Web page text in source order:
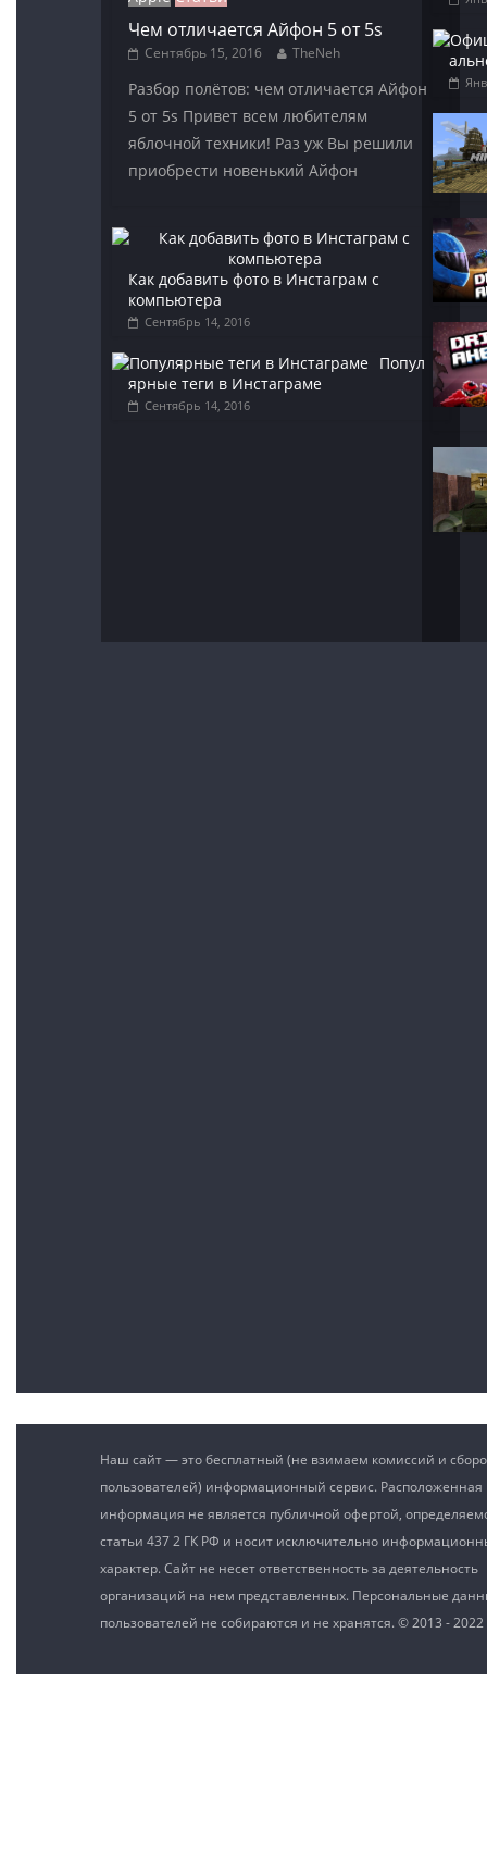
Чем отличается Айфон 5 от 5s
Сентябрь 15, 2016 TheNeh
Разбор полётов: чем отличается Айфон
5 от 5s Привет всем любителям
яблочной техники! Раз уж Вы решили
приобрести новенький Айфон
Как добавить фото в Инстаграм с
компьютера
Сентябрь 14, 2016
Попул
ярные теги в Инстаграме
Сентябрь 14, 2016
Наш сайт — это бесплатный (не взимаем комиссий и
пользователей) информационный сервис.
информация не является публичной офертой,
статьи 437 2 ГК РФ и носит исключительно
характер. Сайт не несет ответственность за деятельность
организаций на нем представленных. Персональные
пользователей не собираются и не хранятся. © 2013 - 2022